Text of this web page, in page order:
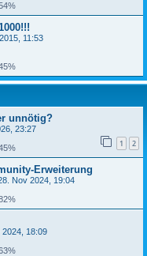
11:53
unnötig?
23:27
1 2
Erweiterung
Nov 2024, 19:04
2024, 18:09